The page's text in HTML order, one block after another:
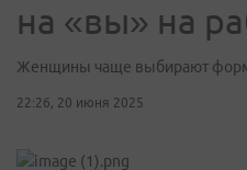
на «вы» на
Женщины чаще выбирают
22:26, 20 июня 2025